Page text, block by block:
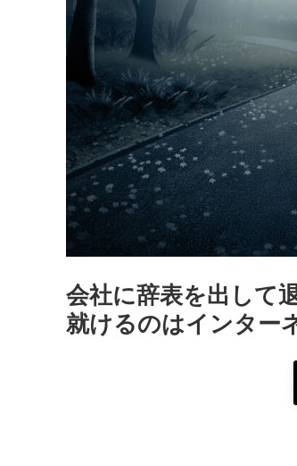
会社に辞表を出して
就けるのはインター